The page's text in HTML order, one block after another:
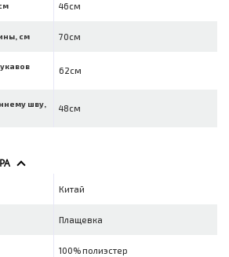
46см
см 70см
62см
шву,
48см
Китай
Плащевка
100% полиэстер